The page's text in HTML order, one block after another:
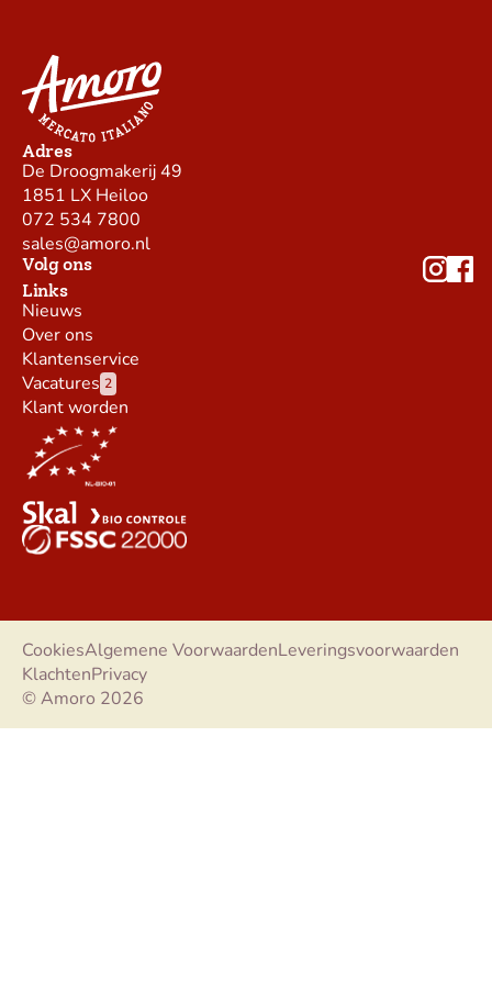
Adres
De Droogmakerij 49
1851 LX Heiloo
072 534 7800
sales@amoro.nl
Volg ons
Links
Nieuws
Over ons
Klantenservice
Vacatures 2
Klant worden
© Amoro 2026
CookiesAlgemene VoorwaardenLeveringsvoorwaarden
KlachtenPrivacy